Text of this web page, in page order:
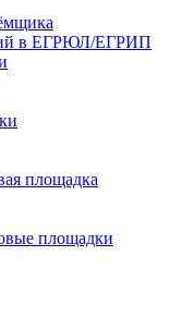
в ЕГРЮЛ/ЕГРИП
площадка
площадки